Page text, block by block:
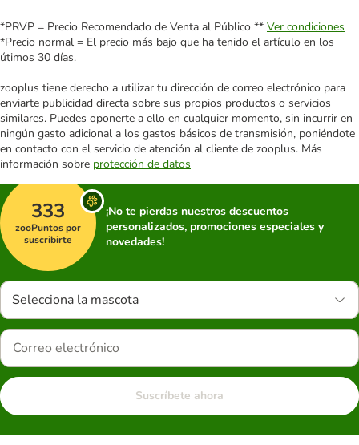
*PRVP = Precio Recomendado de Venta al Público ** Ver condiciones
*Precio normal = El precio más bajo que ha tenido el artículo en los
útimos 30 días.
zooplus tiene derecho a utilizar tu dirección de correo electrónico para
enviarte publicidad directa sobre sus propios productos o servicios
similares. Puedes oponerte a ello en cualquier momento, sin incurrir en
ningún gasto adicional a los gastos básicos de transmisión, poniéndote
en contacto con el servicio de atención al cliente de zooplus. Más
información sobre protección de datos
333
zooPuntos por
suscribirte
¡No te pierdas nuestros descuentos
personalizados, promociones especiales y
novedades!
Selecciona la mascota
Suscríbete ahora